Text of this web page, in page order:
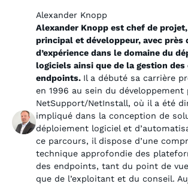
Alexander Knopp
Alexander Knopp est chef de
principal et développeur, avec près
d’expérience dans le domaine du
logiciels ainsi que de la gestion
endpoints. Il a débuté sa carrière
en 1996 au sein du
NetSupport/NetInstall, où il a été
impliqué dans la conception de
déploiement logiciel et
ce parcours, il dispose d’une
technique approfondie des
des endpoints, tant du point de
que de l’exploitant et du conseil.